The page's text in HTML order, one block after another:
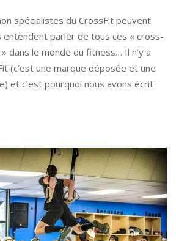
spécialistes du CrossFit peuvent
parler de tous ces « cross-
dans le monde du fitness… Il n’y a
(c’est une marque déposée et une
et c’est pourquoi nous avons écrit